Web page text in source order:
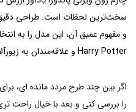
سخت‌ترین لحظات است. طراحی
و مفهوم عمیق آن، این مدل را به
Harry Potter و علاقه‌مندان به زیورآلات داستان‌محور تبدیل کرده است.
اگر بین چند طرح مردد مانده ای،
را بررسی کنی و بعد با خیال راحت